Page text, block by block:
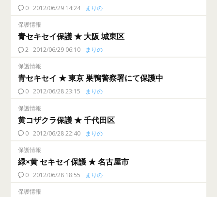
0 2012/06/29 14:24 まりの
保護情報
青セキセイ保護 ★ 大阪 城東区
2 2012/06/29 06:10 まりの
保護情報
青セキセイ ★ 東京 巣鴨警察署にて保護中
0 2012/06/28 23:15 まりの
保護情報
黄コザクラ保護 ★ 千代田区
0 2012/06/28 22:40 まりの
保護情報
緑×黄 セキセイ保護 ★ 名古屋市
0 2012/06/28 18:55 まりの
保護情報